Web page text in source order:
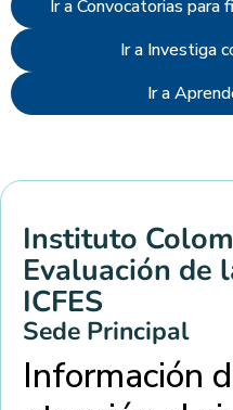
Ir a Convocatorias para
Ir a Investiga
Ir a
Instituto
Evaluación de
ICFES
Sede Principal
Información